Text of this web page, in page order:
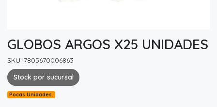
GLOBOS ARGOS X25 UNIDADES
SKU: 7805670006863
Stock por sucursal
Pocas Unidades.